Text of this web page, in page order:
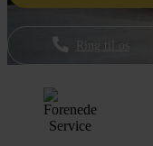
Ring til os